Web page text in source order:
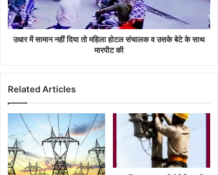
महिला
होटल
संचालक
मारपीट
उधार में सामान नहीं दिया तो महिला होटल संचालक व उसके बेटे के साथ
मारपीट की
Related Articles